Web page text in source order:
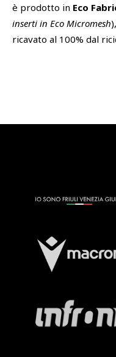
è prodotto in Eco
inserti in Eco Micromesh
ricavato al 100% dal